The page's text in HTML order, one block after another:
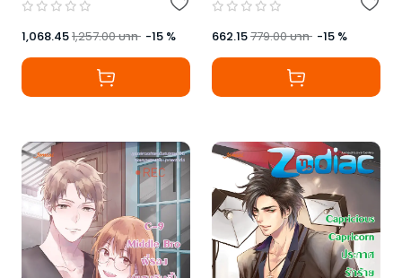
1,068.451,257.00บาท -15 % 662.15779.00บาท -15 %